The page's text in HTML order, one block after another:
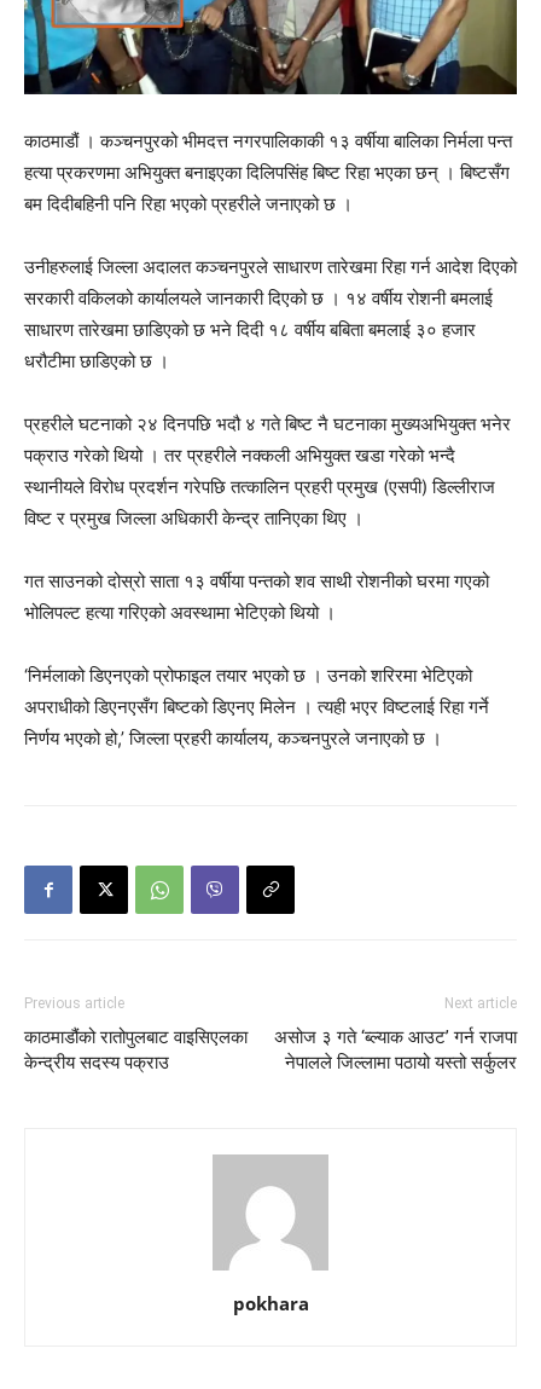
काठमाडौं । कञ्चनपुरको भीमदत्त नगरपालिकाकी १३ वर्षीया बालिका निर्मला पन्त
हत्या प्रकरणमा अभियुक्त बनाइएका दिलिपसिंह बिष्ट रिहा भएका छन् । बिष्टसँग
बम दिदीबहिनी पनि रिहा भएको प्रहरीले जनाएको छ ।
उनीहरुलाई जिल्ला अदालत कञ्चनपुरले साधारण तारेखमा रिहा गर्न आदेश दिएको
सरकारी वकिलको कार्यालयले जानकारी दिएको छ । १४ वर्षीय रोशनी बमलाई
साधारण तारेखमा छाडिएको छ भने दिदी १८ वर्षीय बबिता बमलाई ३० हजार
धरौटीमा छाडिएको छ ।
प्रहरीले घटनाको २४ दिनपछि भदौ ४ गते बिष्ट नै घटनाका मुख्यअभियुक्त भनेर
पक्राउ गरेको थियो । तर प्रहरीले नक्कली अभियुक्त खडा गरेको भन्दै
स्थानीयले विरोध प्रदर्शन गरेपछि तत्कालिन प्रहरी प्रमुख (एसपी) डिल्लीराज
विष्ट र प्रमुख जिल्ला अधिकारी केन्द्र तानिएका थिए ।
गत साउनको दोस्रो साता १३ वर्षीया पन्तको शव साथी रोशनीको घरमा गएको
भोलिपल्ट हत्या गरिएको अवस्थामा भेटिएको थियो ।
‘निर्मलाको डिएनएको प्रोफाइल तयार भएको छ । उनको शरिरमा भेटिएको
अपराधीको डिएनएसँग बिष्टको डिएनए मिलेन । त्यही भएर विष्टलाई रिहा गर्ने
निर्णय भएको हो,’ जिल्ला प्रहरी कार्यालय, कञ्चनपुरले जनाएको छ ।
Previous article
काठमाडौंको रातोपुलबाट वाइसिएलका
केन्द्रीय सदस्य पक्राउ
Next article
असोज ३ गते ‘ब्ल्याक आउट’ गर्न राजपा
नेपालले जिल्लामा पठायो यस्तो सर्कुलर
pokhara